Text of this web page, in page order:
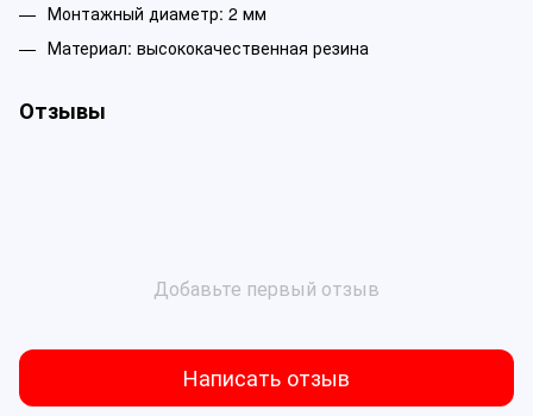
Монтажный диаметр: 2 мм
Материал: высококачественная резина
Отзывы
Добавьте первый отзыв
Написать отзыв